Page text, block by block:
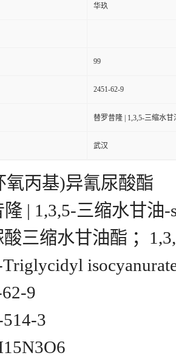
华玖
99
2451-62-9
替罗昔隆 | 1,3,5-三缩水
武汉
氧丙基)异氰尿酸酯
| 1,3,5-三缩水甘油
三缩水甘油酯 ；
9
3